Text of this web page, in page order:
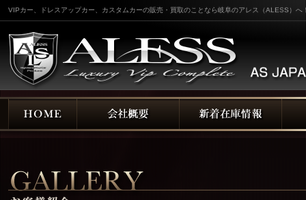
VIPカー、ドレスアップカー、カスタムカーの販売・買取のことなら岐阜のアレス（ALESS）へ